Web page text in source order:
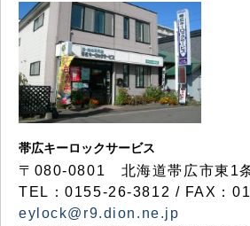
帯広キーロックサービス
〒080-0801 北海道帯広市東1
TEL：0155-26-3812 / FAX：
eylock@r9.dion.ne.jp